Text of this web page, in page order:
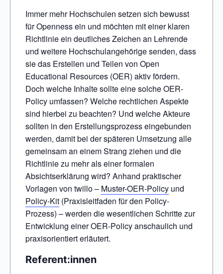
Immer mehr Hochschulen setzen sich bewusst
für Openness ein und möchten mit einer klaren
Richtlinie ein deutliches Zeichen an Lehrende
und weitere Hochschulangehörige senden, dass
sie das Erstellen und Teilen von Open
Educational Resources (OER) aktiv fördern.
Doch welche Inhalte sollte eine solche OER-
Policy umfassen? Welche rechtlichen Aspekte
sind hierbei zu beachten? Und welche Akteure
sollten in den Erstellungsprozess eingebunden
werden, damit bei der späteren Umsetzung alle
gemeinsam an einem Strang ziehen und die
Richtlinie zu mehr als einer formalen
Absichtserklärung wird? Anhand praktischer
Vorlagen von twillo – Muster-OER-Policy und
Policy-Kit (Praxisleitfaden für den Policy-
Prozess) – werden die wesentlichen Schritte zur
Entwicklung einer OER-Policy anschaulich und
praxisorientiert erläutert.
Referent:innen